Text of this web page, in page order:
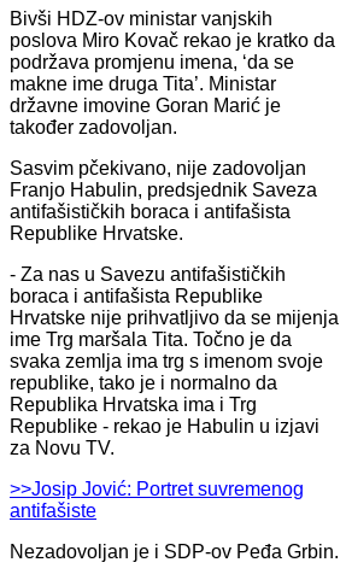
Bivši HDZ-ov ministar vanjskih
poslova Miro Kovač rekao je kratko da
podržava promjenu imena, ‘da se
makne ime druga Tita’. Ministar
državne imovine Goran Marić je
također zadovoljan.
Sasvim pčekivano, nije zadovoljan
Franjo Habulin, predsjednik Saveza
antifašističkih boraca i antifašista
Republike Hrvatske.
- Za nas u Savezu antifašističkih
boraca i antifašista Republike
Hrvatske nije prihvatljivo da se mijenja
ime Trg maršala Tita. Točno je da
svaka zemlja ima trg s imenom svoje
republike, tako je i normalno da
Republika Hrvatska ima i Trg
Republike - rekao je Habulin u izjavi
za Novu TV.
>>Josip Jović: Portret suvremenog
antifašiste
Nezadovoljan je i SDP-ov Peđa Grbin.